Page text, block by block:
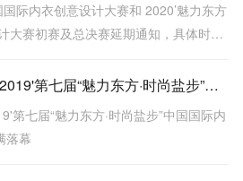
际内衣创意设计大赛和 2020’魅力东方
大赛初赛及总决赛延期通知，具体时间
时尚进化，内衣新生—2019'第七届“魅力东方·时尚盐步”中国国际内衣创意设计大赛总决赛圆满落幕
七届“魅力东方·时尚盐步”中国国际内
落幕